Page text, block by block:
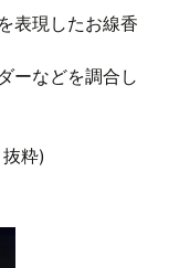
表現したお線香
ーなどを調合し
粋)